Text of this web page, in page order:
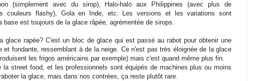
(simplement avec du sirop), Halo-halo aux Philippines (avec plus de
couleurs flashy), Gola en Inde, etc. Les versions et les variations sont
base est toujours de la glace râpée, agrémentée de sirops.
glace rapée? C'est un bloc de glace qui est passé au rabot pour obtenir une
et fondante, ressemblant à de la neige. Ce n'est pas très éloignée de la glace
les frigos américains par exemple) mais c'est quand même plus fin.
la street food, et les professionnels sont équipés de machines plus ou moins
la glace, mais dans nos contrées, ça reste plutôt rare.